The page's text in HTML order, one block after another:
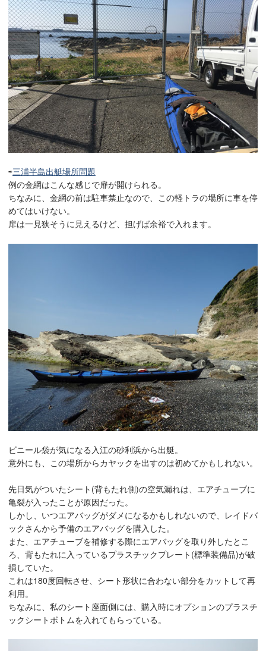
⇨三浦半島出艇場所問題
例の金網はこんな感じで扉が開けられる。
ちなみに、金網の前は駐車禁止なので、この軽トラの場所に車を停
めてはいけない。
扉は一見狭そうに見えるけど、担げば余裕で入れます。
ビニール袋が気になる入江の砂利浜から出艇。
意外にも、この場所からカヤックを出すのは初めてかもしれない。
先日気がついたシート(背もたれ側)の空気漏れは、エアチューブに
亀裂が入ったことが原因だった。
しかし、いつエアバッグがダメになるかもしれないので、レイドバ
ックさんから予備のエアバッグを購入した。
また、エアチューブを補修する際にエアバッグを取り外したとこ
ろ、背もたれに入っているプラスチックプレート(標準装備品)が破
損していた。
これは180度回転させ、シート形状に合わない部分をカットして再
利用。
ちなみに、私のシート座面側には、購入時にオプションのプラスチ
ックシートボトムを入れてもらっている。